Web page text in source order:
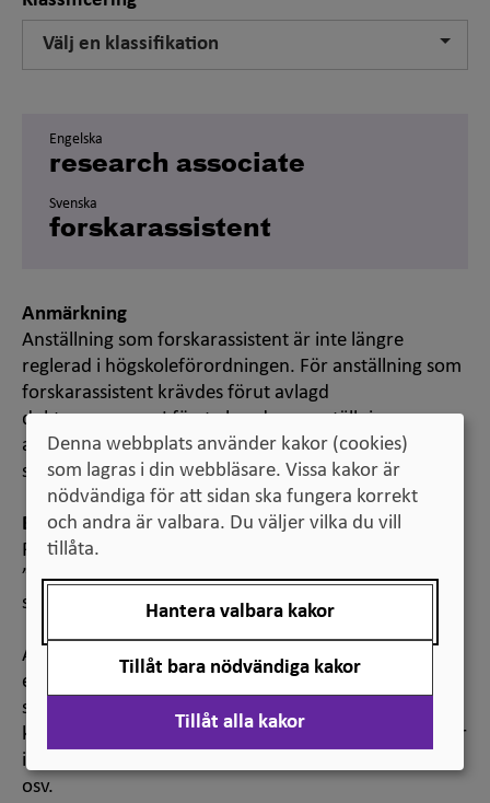
Välj en klassifikation
Engelska
research associate
Svenska
forskarassistent
Anmärkning
Anställning som forskarassistent är inte längre
reglerad i högskoleförordningen. För anställning som
forskarassistent krävdes förut avlagd
doktorsexamen. I första hand var anställningen
avsedd för dem som avlagt doktorsexamen de
senaste åren.
Ekvivalensanmärkning
För denna tidigare anställningsform kan även termen
”assistant professor” användas i amerikanska
sammanhang.
Att översätta akademiska titlar till engelska kan vara
en utmaning av flera anledningar, till exempel olika
system i olika länder, befordringar baserade på olika
kriterier, en ökande användning av amerikanska titlar
i Storbritannien, svenska lärosätens egna val av titlar,
osv.
Denna webbplats använder kakor (cookies)
som lagras i din webbläsare. Vissa kakor är
nödvändiga för att sidan ska fungera korrekt
och andra är valbara. Du väljer vilka du vill
tillåta.
Hantera valbara kakor
Tillåt bara nödvändiga kakor
Tillåt alla kakor